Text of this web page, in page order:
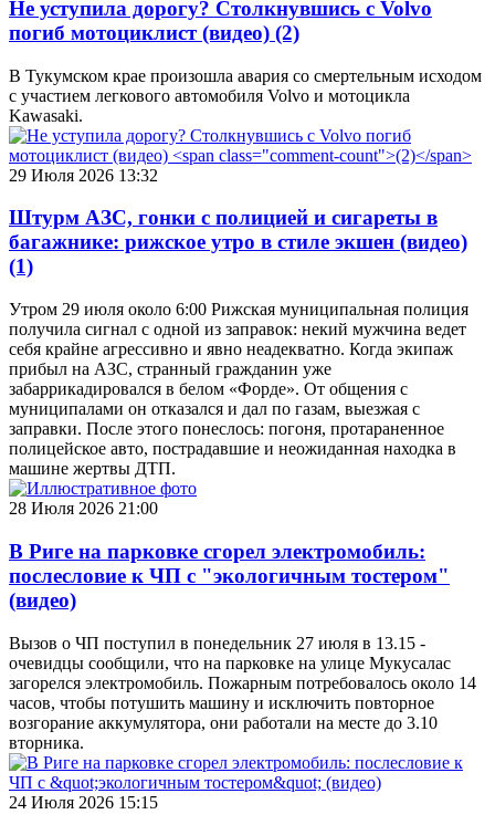
Не уступила дорогу? Столкнувшись с Volvo
погиб мотоциклист (видео) (2)
В Тукумском крае произошла авария со смертельным исходом
с участием легкового автомобиля Volvo и мотоцикла
Kawasaki.
29 Июля 2026 13:32
Штурм АЗС, гонки с полицией и сигареты в
багажнике: рижское утро в стиле экшен (видео)
(1)
Утром 29 июля около 6:00 Рижская муниципальная полиция
получила сигнал с одной из заправок: некий мужчина ведет
себя крайне агрессивно и явно неадекватно. Когда экипаж
прибыл на АЗС, странный гражданин уже
забаррикадировался в белом «Форде». От общения с
муниципалами он отказался и дал по газам, выезжая с
заправки. После этого понеслось: погоня, протараненное
полицейское авто, пострадавшие и неожиданная находка в
машине жертвы ДТП.
28 Июля 2026 21:00
В Риге на парковке сгорел электромобиль:
послесловие к ЧП с "экологичным тостером"
(видео)
Вызов о ЧП поступил в понедельник 27 июля в 13.15 -
очевидцы сообщили, что на парковке на улице Мукусалас
загорелся электромобиль. Пожарным потребовалось около 14
часов, чтобы потушить машину и исключить повторное
возгорание аккумулятора, они работали на месте до 3.10
вторника.
24 Июля 2026 15:15